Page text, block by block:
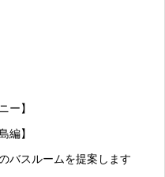
ー】
編】
バスルームを提案します